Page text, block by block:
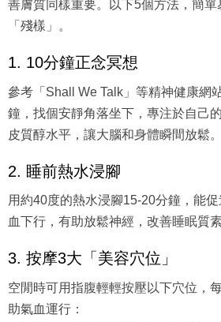
善膚質同樣重要。以下5個方法，簡
「殘樣」。
1. 10分鐘正念冥想
參考「Shall We Talk」等精神健康網
鐘，找個安靜角落坐下，專注於自己
皮質醇水平，讓大腦和身體瞬間放鬆。
2. 睡前熱水浸腳
用約40度的熱水浸腳15-20分鐘，能促
血下行，有助放鬆神經，改善睡眠質素
3. 按摩3大「美容穴位」
空閒時可用指腹輕輕按壓以下穴位，
助氣血運行：